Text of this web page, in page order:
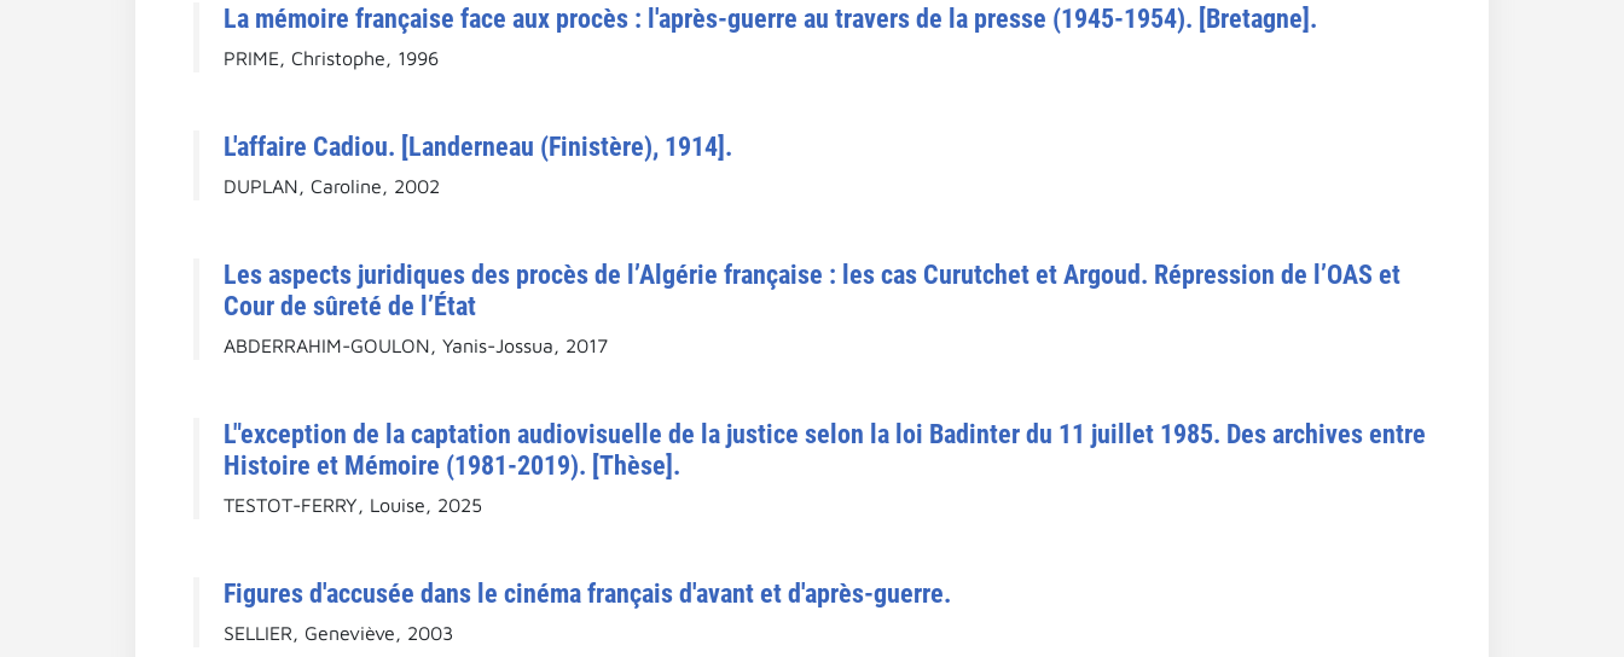
La mémoire française face aux procès : l'après-guerre au travers de la presse (1945-1954). [Bretagne].
PRIME, Christophe, 1996
L'affaire Cadiou. [Landerneau (Finistère), 1914].
DUPLAN, Caroline, 2002
Les aspects juridiques des procès de l’Algérie française : les cas Curutchet et Argoud. Répression de l’OAS et
Cour de sûreté de l’État
ABDERRAHIM-GOULON, Yanis-Jossua, 2017
L"exception de la captation audiovisuelle de la justice selon la loi Badinter du 11 juillet 1985. Des archives entre
Histoire et Mémoire (1981-2019). [Thèse].
TESTOT-FERRY, Louise, 2025
Figures d'accusée dans le cinéma français d'avant et d'après-guerre.
SELLIER, Geneviève, 2003